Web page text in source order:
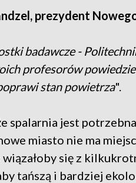
prezydent
badawcze -
profesorów
stan powietrza".
spalarnia jest
miasto nie ma
się z
tańszą i bardziej